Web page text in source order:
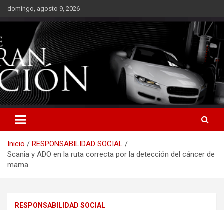
Saltardomingo, agosto 9, 2026
Inicio
RESPONSABILIDAD SOCIAL
Scania y ADO en la ruta correcta por la detección del cáncer de
mama
RESPONSABILIDAD SOCIAL